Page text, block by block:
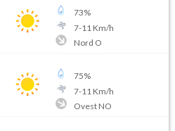
73%
7-11 Km/h
Nord O
75%
7-11 Km/h
Ovest NO